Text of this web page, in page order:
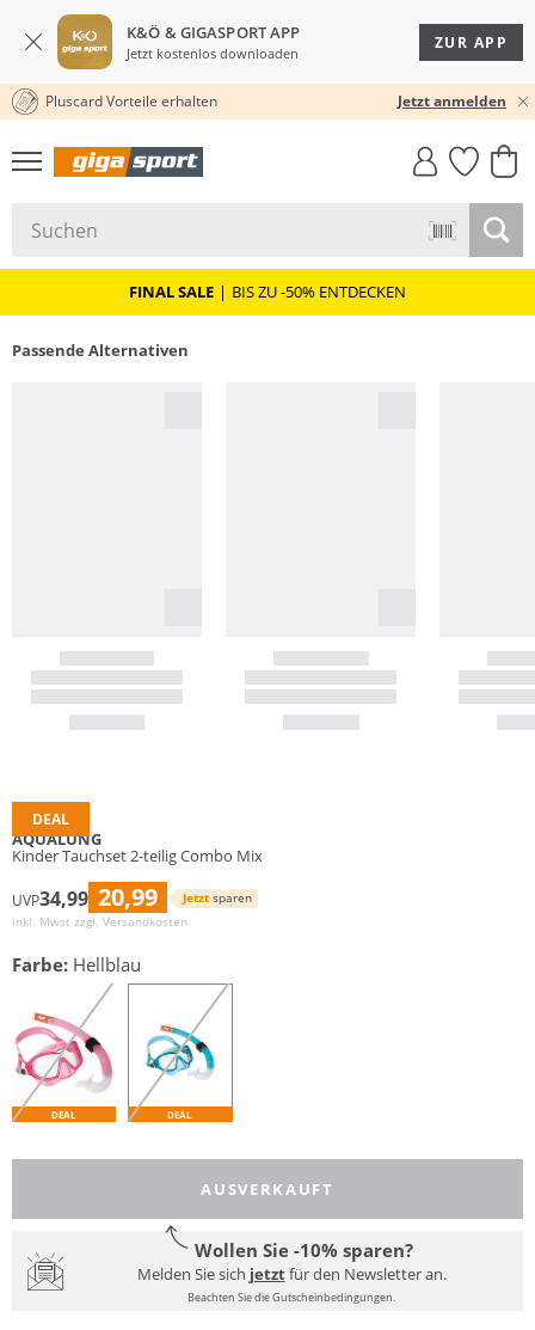
K&Ö & GIGASPORT APP
Jetzt kostenlos downloaden
ZUR APP
KOSTENLOSER VERSAND* & RÜCKVERSAND
30 TAGE RÜCKGABERECHT
Pluscard Vorteile erhalten Jetzt anmelden
GIGASTYLE
FAHRRAD­
MUST-HAVE
FINAL SALE | BIS ZU -50% ENTDECKEN
Passende Alternativen
DEAL
AQUALUNG
Kinder Tauchset 2-teilig Combo Mix
UVP34,99 20,99 Jetzt sparen
inkl. Mwst zzgl. Versandkosten
Farbe: Hellblau
DEAL DEAL
AUSVERKAUFT
Wollen Sie -10% sparen?
Melden Sie sich jetztfür den Newsletter an.
Beachten Sie die Gutscheinbedingungen.